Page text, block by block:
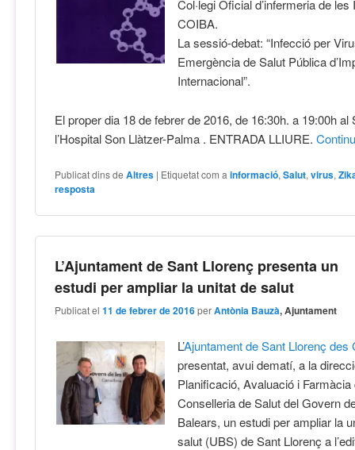
Col·legi Oficial d’infermeria de
COIBA.
La sessió-debat: “Infecció per
Emergència de Salut Pública
Internacional”.
El proper dia 18 de febrer de 2016, de 16:30h. a 19:00h al
l’Hospital Son Llàtzer-Palma . ENTRADA LLIURE.
Publicat dins de Altres | Etiquetat com a informació,Salut,virus,
resposta
L’Ajuntament de Sant Llorenç presenta un
estudi per ampliar la unitat de salut
Publicat el11 de febrer de 2016 perAntònia Bauzà, Ajuntament
L’Ajuntament de Sant Llorenç des
presentat, avui dematí, a la
Planificació, Avaluació i Farmàcia
Conselleria de Salut del Govern
Balears, un estudi per ampliar la
salut (UBS) de Sant Llorenç a